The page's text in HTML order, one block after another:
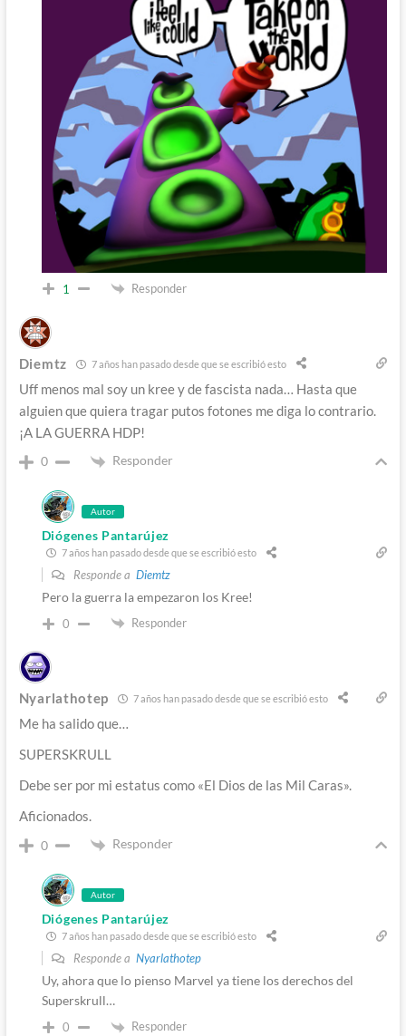
1 Responder
Diemtz 7 años han pasado desde que se escribió esto
Uff menos mal soy un kree y de fascista nada… Hasta que
alguien que quiera tragar putos fotones me diga lo contrario.
¡A LA GUERRA HDP!
0 Responder
Autor
Diógenes Pantarújez
7 años han pasado desde que se escribió esto
Responde a Diemtz
Pero la guerra la empezaron los Kree!
0 Responder
Nyarlathotep 7 años han pasado desde que se escribió esto
Me ha salido que…
SUPERSKRULL
Debe ser por mi estatus como «El Dios de las Mil Caras».
Aficionados.
0 Responder
Autor
Diógenes Pantarújez
7 años han pasado desde que se escribió esto
Responde a Nyarlathotep
Uy, ahora que lo pienso Marvel ya tiene los derechos del
Superskrull…
0 Responder